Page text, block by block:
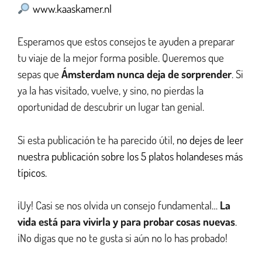
www.kaaskamer.nl
Esperamos que estos consejos te ayuden a preparar
tu viaje de la mejor forma posible. Queremos que
sepas que Ámsterdam nunca deja de sorprender. Si
ya la has visitado, vuelve, y sino, no pierdas la
oportunidad de descubrir un lugar tan genial.
Si esta publicación te ha parecido útil, no dejes de leer
nuestra publicación sobre los 5 platos holandeses más
típicos.
¡Uy! Casi se nos olvida un consejo fundamental… La
vida está para vivirla y para probar cosas nuevas.
¡No digas que no te gusta si aún no lo has probado!